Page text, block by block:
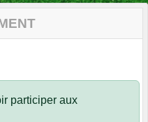
participer aux